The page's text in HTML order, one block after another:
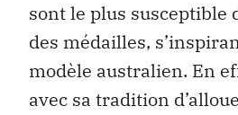
sont le plus susceptible
des médailles,
modèle australien. En
avec sa tradition